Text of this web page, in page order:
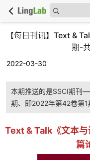
【每日刊讯】Text &
期-
2022-03-30
本期推送的是SSCI期刊
期、即2022年第42卷第1
Text & Talk《文本
篇